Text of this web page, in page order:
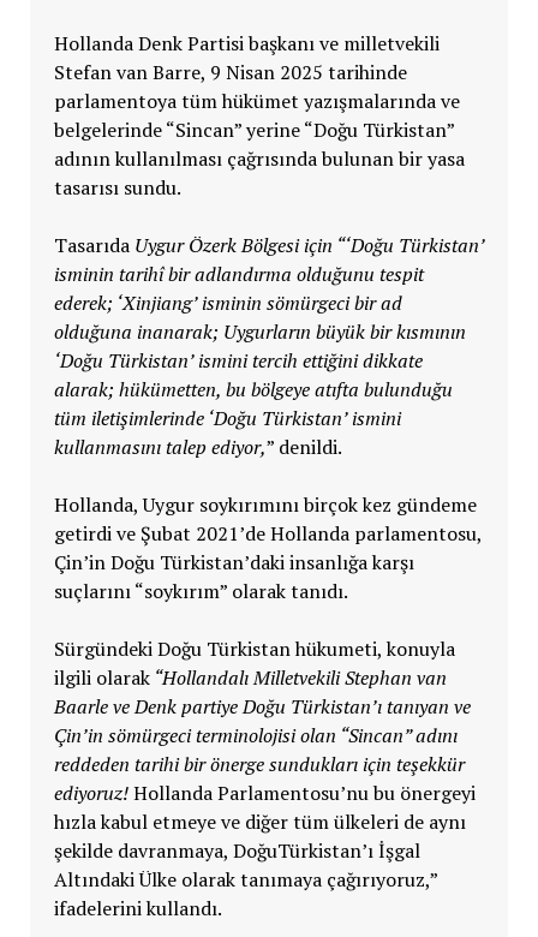
Hollanda Denk Partisi başkanı ve milletvekili
Stefan van Barre, 9 Nisan 2025 tarihinde
parlamentoya tüm hükümet yazışmalarında ve
belgelerinde “Sincan” yerine “Doğu Türkistan”
adının kullanılması çağrısında bulunan bir yasa
tasarısı sundu.
Tasarıda Uygur Özerk Bölgesi için “‘Doğu Türkistan’
isminin tarihî bir adlandırma olduğunu tespit
ederek; ‘Xinjiang’ isminin sömürgeci bir ad
olduğuna inanarak; Uygurların büyük bir kısmının
‘Doğu Türkistan’ ismini tercih ettiğini dikkate
alarak; hükümetten, bu bölgeye atıfta bulunduğu
tüm iletişimlerinde ‘Doğu Türkistan’ ismini
kullanmasını talep ediyor,” denildi.
Hollanda, Uygur soykırımını birçok kez gündeme
getirdi ve Şubat 2021’de Hollanda parlamentosu,
Çin’in Doğu Türkistan’daki insanlığa karşı
suçlarını “soykırım” olarak tanıdı.
Sürgündeki Doğu Türkistan hükumeti, konuyla
ilgili olarak“Hollandalı Milletvekili Stephan van
Baarle ve Denk partiye Doğu Türkistan’ı tanıyan ve
Çin’in sömürgeci terminolojisi olan “Sincan” adını
reddeden tarihi bir önerge sundukları için teşekkür
ediyoruz!Hollanda Parlamentosu’nu bu önergeyi
hızla kabul etmeye ve diğer tüm ülkeleri de aynı
şekilde davranmaya, DoğuTürkistan’ı İşgal
Altındaki Ülke olarak tanımaya çağırıyoruz,”
ifadelerini kullandı.